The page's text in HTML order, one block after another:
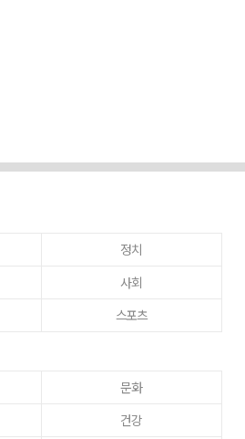
정치
사회
스포츠
문화
건강